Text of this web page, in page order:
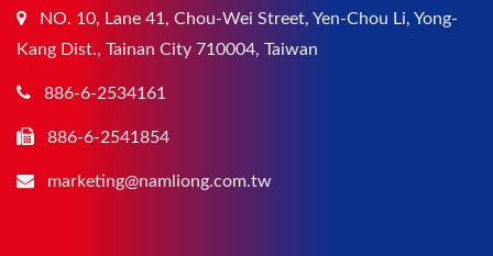
NO. 10, Lane 41, Chou-Wei Street, Yen-Chou Li, Yong-
Kang Dist., Tainan City 710004, Taiwan
886-6-2534161
886-6-2541854
marketing@namliong.com.tw